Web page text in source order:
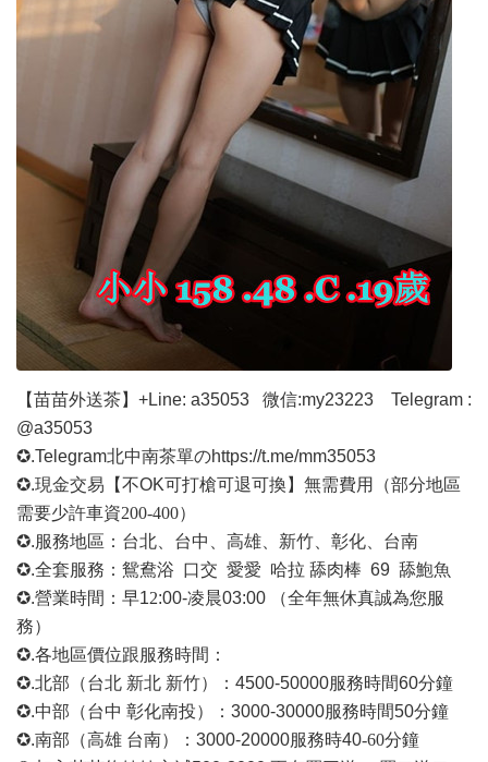
【苗苗外送茶】 +Line: a35053 微信:my23223 Telegram :
@a35053
✪.Telegram北中南茶單のhttps://t.me/mm35053
✪.現金交易【不OK可打槍可退可換】無需費用
（部分地區
需要少許車資200-400）
✪.服務地區：台北、台中、高雄、新竹、彰化、台南
✪.全套服務：鴛鴦浴 口交 愛愛 哈拉 舔肉棒 69 舔鮑魚
✪.營業時間：早12:00-凌晨03:00 （全年無休真誠為您服
務）
✪.各地區價位跟服務時間：
✪.北部（台北 新北 新竹）：4500-50000服務時間60分鐘
✪.中部（台中 彰化南投）：3000-30000服務時間50分鐘
✪.南部（高雄 台南）：3000-20000服務時40-60分鐘